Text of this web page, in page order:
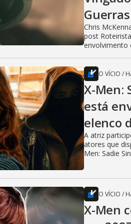
Chris
post
envolvimento
O VÍCIO /
X-Men:
está
elenco
A atriz
atores que
Men: Sadie
O VÍCIO /
X-Men